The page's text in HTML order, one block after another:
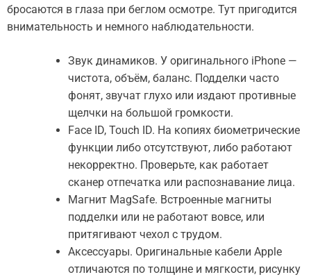
бросаются в глаза при беглом осмотре. Тут пригодится
внимательность и немного наблюдательности.
Звук динамиков. У оригинального iPhone —
чистота, объём, баланс. Подделки часто
фонят, звучат глухо или издают противные
щелчки на большой громкости.
Face ID, Touch ID. На копиях биометрические
функции либо отсутствуют, либо работают
некорректно. Проверьте, как работает
сканер отпечатка или распознавание лица.
Магнит MagSafe. Встроенные магниты
подделки или не работают вовсе, или
притягивают чехол с трудом.
Аксессуары. Оригинальные кабели Apple
отличаются по толщине и мягкости, рисунку